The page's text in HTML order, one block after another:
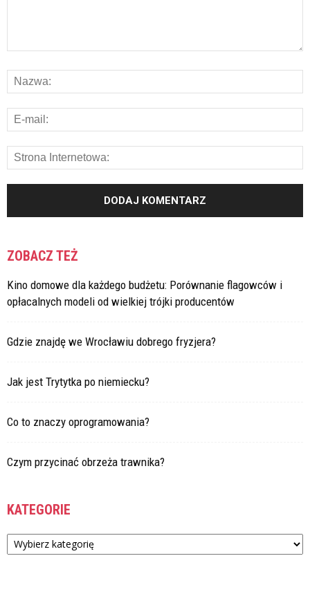
ZOBACZ TEŻ
Kino domowe dla każdego budżetu: Porównanie flagowców i
opłacalnych modeli od wielkiej trójki producentów
Gdzie znajdę we Wrocławiu dobrego fryzjera?
Jak jest Trytytka po niemiecku?
Co to znaczy oprogramowania?
Czym przycinać obrzeża trawnika?
KATEGORIE
Kategorie